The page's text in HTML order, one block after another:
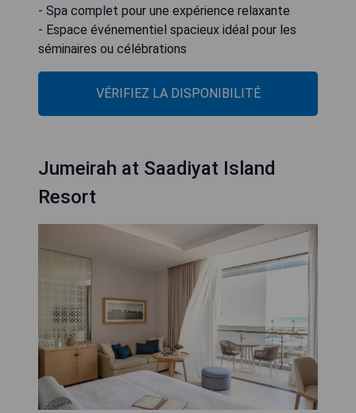
- Spa complet pour une expérience relaxante
- Espace événementiel spacieux idéal pour les
séminaires ou célébrations
VÉRIFIEZ LA DISPONIBILITÉ
Jumeirah at Saadiyat Island
Resort